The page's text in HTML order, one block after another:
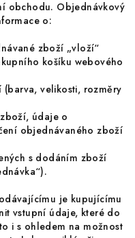
obchodu. Objednávkový
o:
zboží „vloží“
košíku webového
velikosti, rozměry
údaje o
objednávaného zboží
s dodáním zboží
je kupujícímu
vstupní údaje, které do
i s ohledem na možnost